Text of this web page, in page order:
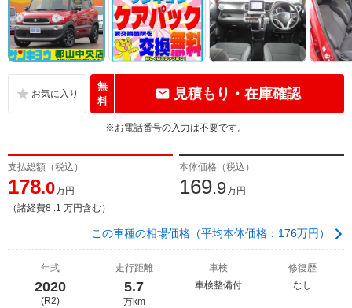
無
料
見積もり・在庫確認
※お電話番号の入力は不要です。
支払総額（税込）
178.0万円
（諸経費8 .1 万円含む）
本体価格（税込）
169.9万円
この車種の相場価格（平均本体価格：176万円）
年式
2020
(R2)
走行距離
5.7
万km
車検
車検整備付
修復歴
なし